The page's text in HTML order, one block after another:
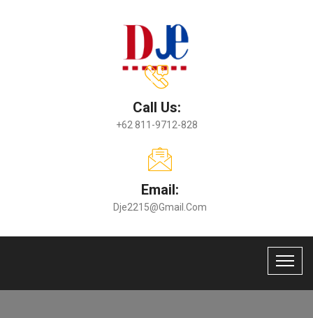
Call Us:
+62 811-9712-828
Email:
Dje2215@gmail.com